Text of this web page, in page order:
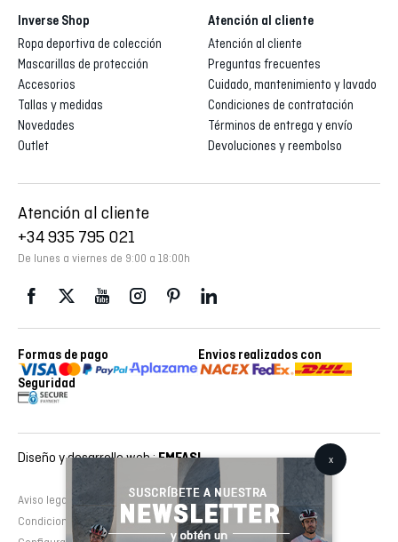
Inverse Shop
Ropa deportiva de colección
Mascarillas de protección
Accesorios
Tallas y medidas
Novedades
Outlet
Atención al cliente
Atención al cliente
Preguntas frecuentes
Cuidado, mantenimiento y lavado
Condiciones de contratación
Términos de entrega y envío
Devoluciones y reembolso
Atención al cliente
+34 935 795 021
De lunes a viernes de 9:00 a 18:00h
Formas de pago
Envios realizados con
Seguridad
Aviso legal Política de cookies
Política de privacidad
Condiciones de contratación
Diseño y desarrollo web :EMFASI